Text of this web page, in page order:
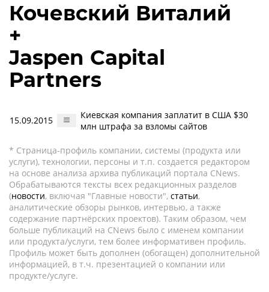
Кочевский Виталий
+
Jaspen Capital
Partners
15.09.2015
Киевская компания заплатит в США $30
млн штрафа за взломы сайтов
* Страница-профиль компании, системы (продукта или
услуги), технологии, персоны и т.п. создается редактором
на основе анализа архива публикаций портала CNews.
Обрабатываются тексты всех редакционных разделов
(новости, включая "Главные новости", статьи,
аналитические обзоры рынков, интервью, а также
содержание партнёрских проектов). Таким образом, чем
больше публикаций на CNews было с именем компании
или продукта/услуги, тем более информативен профиль.
Профиль может быть дополнен (обогащен) дополнительной
информацией, в т.ч. презентацией о компании или
продукте/услуге.